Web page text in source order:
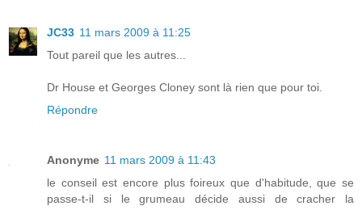
JC33 11 mars 2009 à 11:25
Tout pareil que les autres...
Dr House et Georges Cloney sont là rien que pour toi.
Répondre
Anonyme 11 mars 2009 à 11:43
le conseil est encore plus foireux que d'habitude, que se
passe-t-il si le grumeau décide aussi de cracher la